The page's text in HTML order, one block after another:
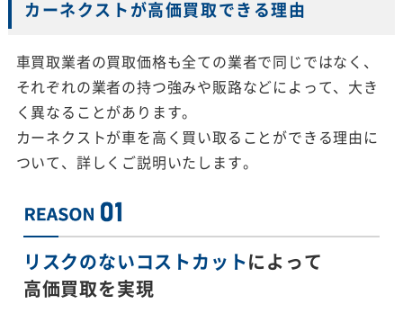
カーネクストが高価買取できる理由
車買取業者の買取価格も全ての業者で同じではなく、
それぞれの業者の持つ強みや販路などによって、大き
く異なることがあります。
カーネクストが車を高く買い取ることができる理由に
ついて、詳しくご説明いたします。
リスクのないコストカットによって
高価買取を実現